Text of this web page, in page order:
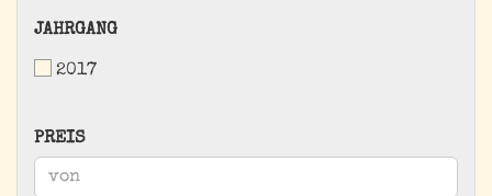
JAHRGANG
JAHRGANG
2017
PREIS
PREIS
Preis bis